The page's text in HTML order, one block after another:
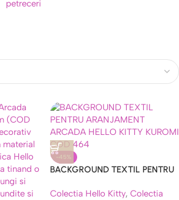
-45%
BACKGROUND TEXTIL PENTRU
KITTY KUROMI COD 464
Colectia Hello Kitty, Colectia